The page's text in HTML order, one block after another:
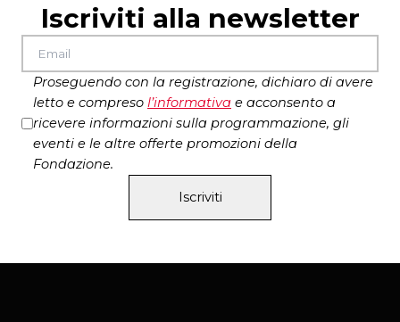
Iscriviti alla newsletter
Proseguendo con la registrazione, dichiaro di avere
letto e compreso l’informativa e acconsento a
ricevere informazioni sulla programmazione, gli
eventi e le altre offerte promozioni della
Fondazione.
Iscriviti